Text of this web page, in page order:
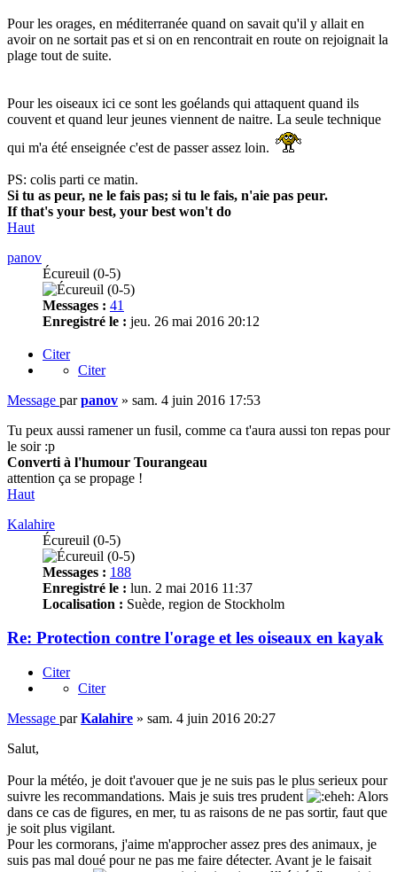
Pour les orages, en méditerranée quand on savait qu'il y allait en
avoir on ne sortait pas et si on en rencontrait en route on rejoignait la
plage tout de suite.
Pour les oiseaux ici ce sont les goélands qui attaquent quand ils
couvent et quand leur jeunes viennent de naitre. La seule technique
qui m'a été enseignée c'est de passer assez loin.
PS: colis parti ce matin.
Si tu as peur, ne le fais pas; si tu le fais, n'aie pas peur.
If that's your best, your best won't do
Haut
panov
Écureuil (0-5)
Messages : 41
Enregistré le : jeu. 26 mai 2016 20:12
Citer
Citer
Message parpanov » sam. 4 juin 2016 17:53
Tu peux aussi ramener un fusil, comme ca t'aura aussi ton repas pour
le soir :p
Converti à l'humour Tourangeau
attention ça se propage !
Haut
Kalahire
Écureuil (0-5)
Messages : 188
Enregistré le : lun. 2 mai 2016 11:37
Localisation : Suède, region de Stockholm
Re: Protection contre l'orage et les oiseaux en kayak
Citer
Citer
Message parKalahire » sam. 4 juin 2016 20:27
Salut,
Pour la météo, je doit t'avouer que je ne suis pas le plus serieux pour
suivre les recommandations. Mais je suis tres prudent
Alors
dans ce cas de figures, en mer, tu as raisons de ne pas sortir, faut que
je soit plus vigilant.
Pour les cormorans, j'aime m'approcher assez pres des animaux, je
suis pas mal doué pour ne pas me faire détecter. Avant je le faisait